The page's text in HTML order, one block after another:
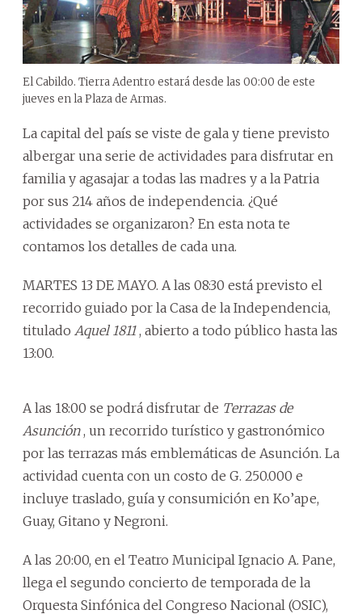
El Cabildo. Tierra Adentro estará desde las 00:00 de este
jueves en la Plaza de Armas.
La capital del país se viste de gala y tiene previsto
albergar una serie de actividades para disfrutar en
familia y agasajar a todas las madres y a la Patria
por sus 214 años de independencia. ¿Qué
actividades se organizaron? En esta nota te
contamos los detalles de cada una.
MARTES 13 DE MAYO. A las 08:30 está previsto el
recorrido guiado por la Casa de la Independencia,
titulado Aquel 1811, abierto a todo público hasta las
13:00.
A las 18:00 se podrá disfrutar de Terrazas de
Asunción, un recorrido turístico y gastronómico
por las terrazas más emblemáticas de Asunción. La
actividad cuenta con un costo de G. 250.000 e
incluye traslado, guía y consumición en Ko’ape,
Guay, Gitano y Negroni.
A las 20:00, en el Teatro Municipal Ignacio A. Pane,
llega el segundo concierto de temporada de la
Orquesta Sinfónica del Congreso Nacional (OSIC),